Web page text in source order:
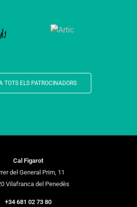
TOTS ELS PATROCINADORS
Cal Figarot
del General Prim, 11
Vilafranca del Penedès
+34 681 02 73 80